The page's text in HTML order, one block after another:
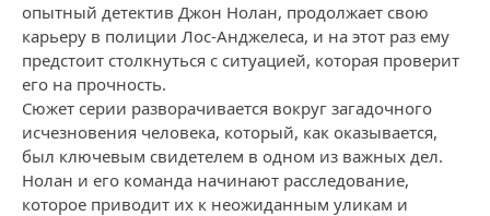
опытный детектив Джон Нолан, продолжает свою
карьеру в полиции Лос-Анджелеса, и на этот раз ему
предстоит столкнуться с ситуацией, которая проверит
его на прочность.
Сюжет серии разворачивается вокруг загадочного
исчезновения человека, который, как оказывается,
был ключевым свидетелем в одном из важных дел.
Нолан и его команда начинают расследование,
которое приводит их к неожиданным уликам и